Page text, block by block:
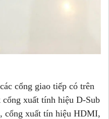
cổng giao tiếp có trên
cổng xuất tính hiệu D-Sub
cổng xuất tín hiệu HDMI,